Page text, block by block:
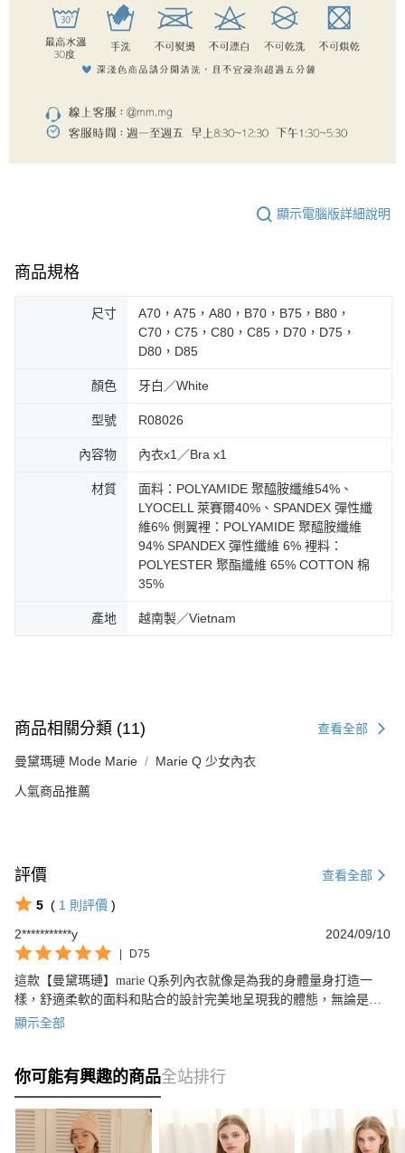
顯示電腦版詳細說明
商品規格
尺寸
A70，A75，A80，B70，B75，B80，
C70，C75，C80，C85，D70，D75，
D80，D85
顏色 牙白／White
型號 R08026
內容物 內衣x1／Bra x1
材質
面料：POLYAMIDE 聚醯胺纖維54%、
LYOCELL 萊賽爾40%、SPANDEX 彈性纖
維6% 側翼裡：POLYAMIDE 聚醯胺纖維
94% SPANDEX 彈性纖維 6% 裡料：
POLYESTER 聚酯纖維 65% COTTON 棉
35%
產地 越南製／Vietnam
商品相關分類 (11) 查看全部
曼黛瑪璉 Mode Marie Marie Q 少女內衣
人氣商品推薦
評價 查看全部
5 ( 1 則評價 )
2***********y
2024/09/10
D75
這款【曼黛瑪璉】marie Q系列內衣就像是為我的身體量身打造一
樣，舒適柔軟的面料和貼合的設計完美地呈現我的體態，無論是外
觀或是穿著感受都非常滿意。強烈推薦給需要優質內衣的您。
顯示全部
你可能有興趣的商品全站排行